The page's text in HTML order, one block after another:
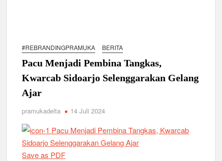
Relevansi Pemikiran Baden-Powell dalam Pembinaan
Kepemimpinan, Kerja Sama Tim, dan Pendidikan Karakter
Generasi Muda di Era Digital
Semangat “Cerdas, Ceria, Cekatan” Warnai Pesta Siaga
Kwarran Sukodono Tahun 2026
Gudep 14.077-14.078 Pangkalan SDN Sidodadi 1 Taman
Pramuka SMKN 1 Jabon Tempa Disiplin dan Kepedulian
Sosial Melalui Jelajah Desa
#REBRANDINGPRAMUKA BERITA
Pacu Menjadi Pembina Tangkas,
Kwarcab Sidoarjo Selenggarakan Gelang
Ajar
pramukadelta 14 Juli 2024
Save as PDF